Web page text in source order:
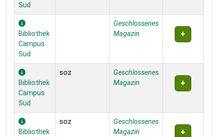
Süd
Bibliothek
Campus
Süd
Geschlossenes
Magazin
Bibliothek
Campus
Süd
soz
Geschlossenes
Magazin
Bibliothek
soz
Geschlossenes
Magazin